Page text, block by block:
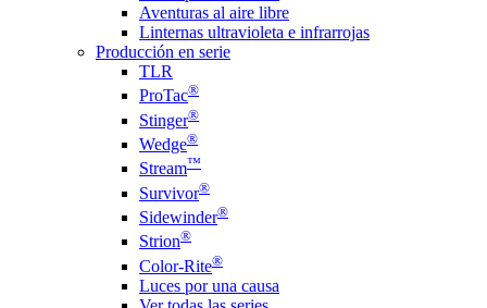
Aventuras al aire libre
Linternas ultravioleta e infrarrojas
Producción en serie
TLR
ProTac®
Stinger®
Wedge®
Stream™
Survivor®
Sidewinder®
Strion®
Color-Rite®
Luces por una causa